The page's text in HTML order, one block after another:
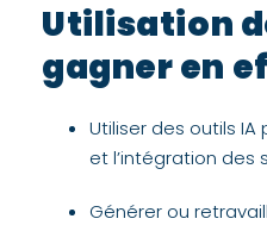
Utilisation
gagner en
Utiliser des outils
et l’intégration des
Générer ou